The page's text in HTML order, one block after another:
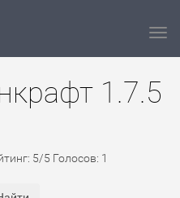
1.7.5
5/5 Голосов: 1